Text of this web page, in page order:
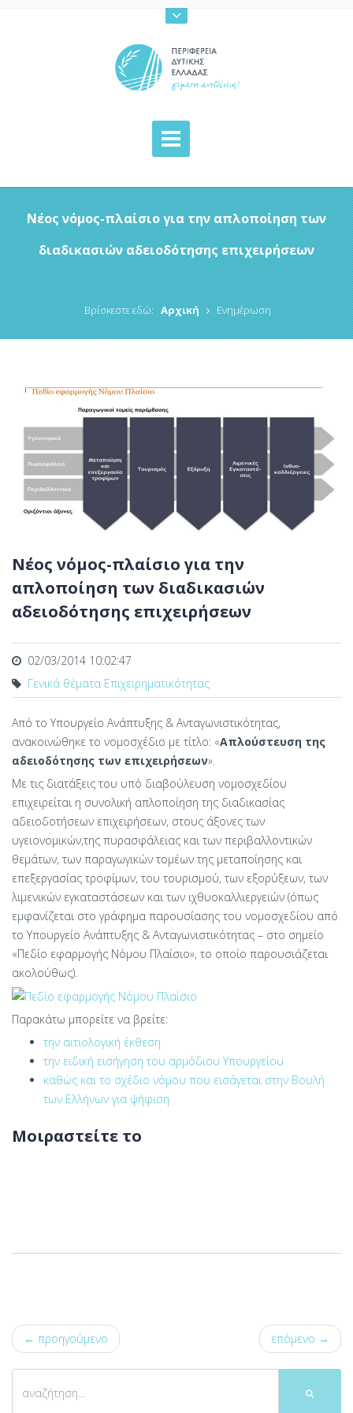
Νέος νόμος-πλαίσιο για την απλοποίηση των
διαδικασιών αδειοδότησης επιχειρήσεων
Βρίσκεστε εδώ: Αρχική Ενημέρωση
Νέος νόμος-πλαίσιο για την
απλοποίηση των διαδικασιών
αδειοδότησης επιχειρήσεων
02/03/2014 10:02:47
Γενικά θέματα Επιχειρηματικότητας
Από το Υπουργείο Ανάπτυξης & Ανταγωνιστικότητας,
ανακοινώθηκε το νομοσχέδιο με τίτλο: «Απλούστευση της
αδειοδότησης των επιχειρήσεων».
Με τις διατάξεις του υπό διαβούλευση νομοσχεδίου
επιχειρείται η συνολική απλοποίηση της διαδικασίας
αδειοδοτήσεων επιχειρήσεων, στους άξονες των
υγειονομικών,της πυρασφάλειας και των περιβαλλοντικών
θεμάτων, των παραγωγικών τομέων της μεταποίησης και
επεξεργασίας τροφίμων, του τουρισμού, των εξορύξεων, των
λιμενικών εγκαταστάσεων και των ιχθυοκαλλιεργειών (όπως
εμφανίζεται στο γράφημα παρουσίασης του νομοσχεδίου από
το Υπουργείο Ανάπτυξης & Ανταγωνιστικότητας – στο σημείο
«Πεδίο εφαρμογής Νόμου Πλαίσιο», το οποίο παρουσιάζεται
ακολούθως).
Παρακάτω μπορείτε να βρείτε:
την αιτιολογική έκθεση
την ειδική εισήγηση του αρμόδιου Υπουργείου
καθώς και το σχέδιο νόμου που εισάγεται στην Βουλή
των Ελλήνων για ψήφιση
Μοιραστείτε το
← προηγούμενο επόμενο →